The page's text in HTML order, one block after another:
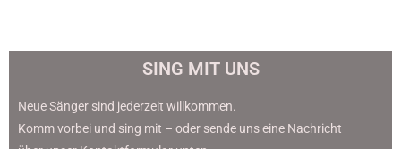
SING MIT UNS
Neue Sänger sind jederzeit willkommen.
Komm vorbei und sing mit – oder sende uns eine Nachricht